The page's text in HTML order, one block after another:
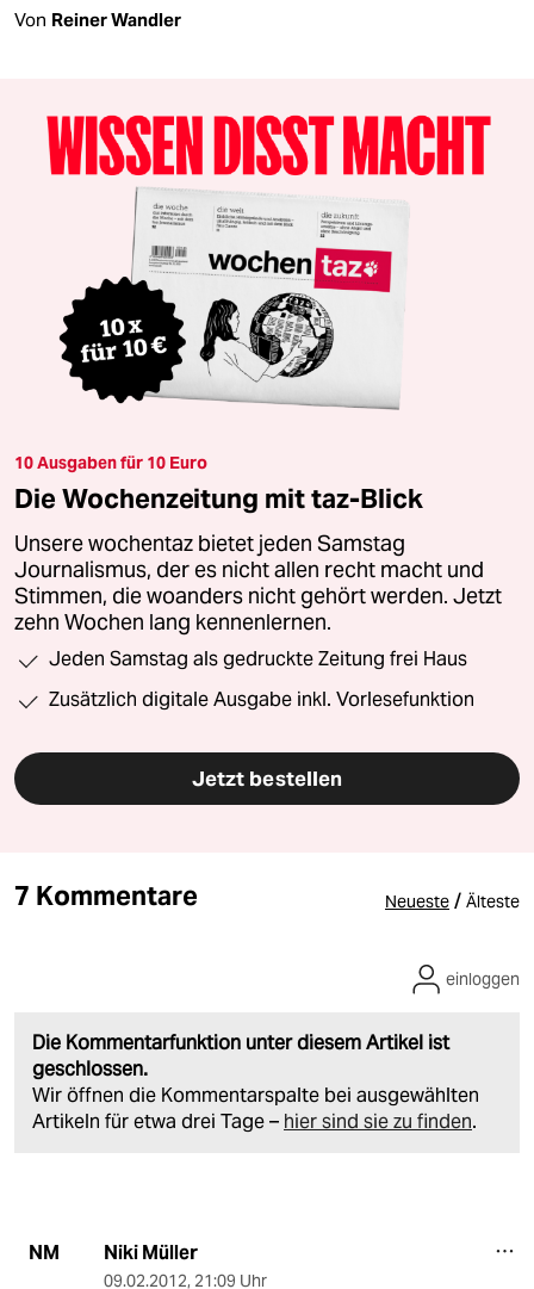
Von Reiner Wandler
10 Ausgaben für 10 Euro
Die Wochenzeitung mit taz-Blick
Unsere wochentaz bietet jeden Samstag
Journalismus, der es nicht allen recht macht und
Stimmen, die woanders nicht gehört werden. Jetzt
zehn Wochen lang kennenlernen.
Jeden Samstag als gedruckte Zeitung frei Haus
Zusätzlich digitale Ausgabe inkl. Vorlesefunktion
Jetzt bestellen
7 Kommentare Neueste / Älteste
Die Kommentarfunktion unter diesem Artikel ist
geschlossen.
Wir öffnen die Kommentarspalte bei ausgewählten
Artikeln für etwa drei Tage – hier sind sie zu finden.
einloggen
NM Niki Müller
09.02.2012, 21:09 Uhr